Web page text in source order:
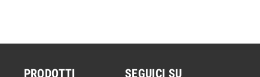
PRODOTTI SEGUICI SU